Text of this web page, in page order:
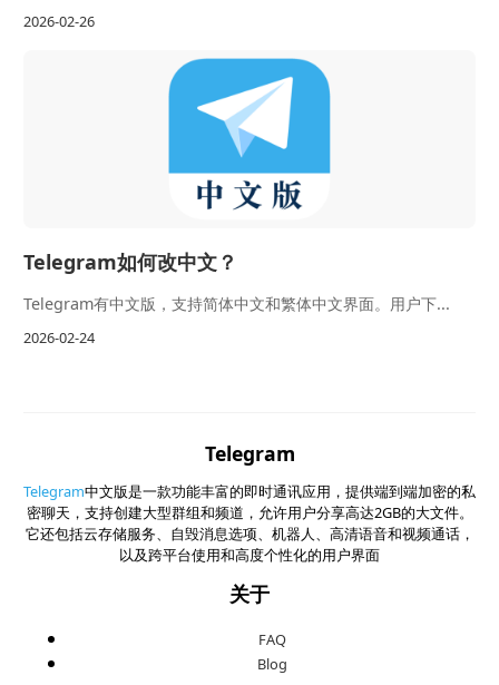
2026-02-26
Telegram如何改中文？
Telegram有中文版，支持简体中文和繁体中文界面。用户下...
2026-02-24
Telegram
Telegram中文版是一款功能丰富的即时通讯应用，提供端到端加密的私
密聊天，支持创建大型群组和频道，允许用户分享高达2GB的大文件。
它还包括云存储服务、自毁消息选项、机器人、高清语音和视频通话，
以及跨平台使用和高度个性化的用户界面
关于
FAQ
Blog